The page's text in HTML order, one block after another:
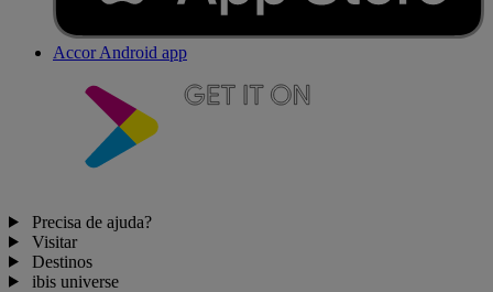
Accor Android app
Precisa de ajuda?
Visitar
Destinos
ibis universe